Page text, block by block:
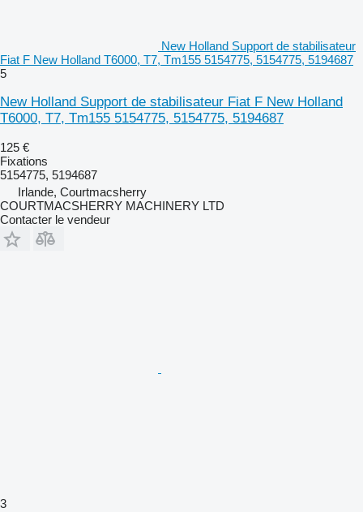
New Holland Support de stabilisateur
Fiat F New Holland T6000, T7, Tm155 5154775, 5154775, 5194687
5
New Holland Support de stabilisateur Fiat F New Holland
T6000, T7, Tm155 5154775, 5154775, 5194687
125 €
Fixations
5154775, 5194687
Irlande, Courtmacsherry
COURTMACSHERRY MACHINERY LTD
Contacter le vendeur
3